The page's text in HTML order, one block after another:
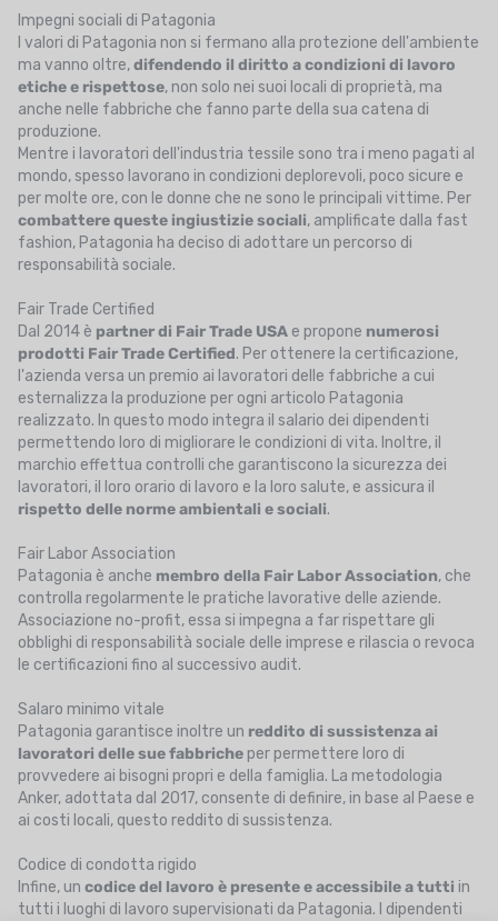
Impegni sociali di Patagonia
I valori di Patagonia non si fermano alla protezione dell'ambiente
ma vanno oltre,difendendo il diritto a condizioni di lavoro
etiche e rispettose, non solo nei suoi locali di proprietà, ma
anche nelle fabbriche che fanno parte della sua catena di
produzione.
Mentre i lavoratori dell'industria tessile sono tra i meno pagati al
mondo, spesso lavorano in condizioni deplorevoli, poco sicure e
per molte ore, con le donne che ne sono le principali vittime. Per
combattere queste ingiustizie sociali, amplificate dalla fast
fashion, Patagonia ha deciso di adottare un percorso di
responsabilità sociale.
Fair Trade Certified
Dal 2014 è partner di Fair Trade USA e propone numerosi
prodotti Fair Trade Certified. Per ottenere la certificazione,
l'azienda versa un premio ai lavoratori delle fabbriche a cui
esternalizza la produzione per ogni articolo Patagonia
realizzato. In questo modo integra il salario dei dipendenti
permettendo loro di migliorare le condizioni di vita. Inoltre, il
marchio effettua controlli che garantiscono la sicurezza dei
lavoratori, il loro orario di lavoro e la loro salute, e assicura il
rispetto delle norme ambientali e sociali.
Fair Labor Association
Patagonia è anche membro della Fair Labor Association, che
controlla regolarmente le pratiche lavorative delle aziende.
Associazione no-profit, essa si impegna a far rispettare gli
obblighi di responsabilità sociale delle imprese e rilascia o revoca
le certificazioni fino al successivo audit.
Salaro minimo vitale
Patagonia garantisce inoltre un reddito di sussistenza ai
lavoratori delle sue fabbriche per permettere loro di
provvedere ai bisogni propri e della famiglia. La metodologia
Anker, adottata dal 2017, consente di definire, in base al Paese e
ai costi locali, questo reddito di sussistenza.
Codice di condotta rigido
Infine, un codice del lavoro è presente e accessibile a tutti in
tutti i luoghi di lavoro supervisionati da Patagonia. I dipendenti